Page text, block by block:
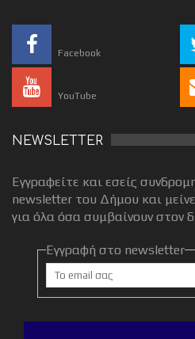
Facebook
YouTube
NEWSLETTER
Εγγραφείτε και εσείς
newsletter του Δήμου και
για όλα όσα συμβαίνουν στον
Εγγραφή στο newsletter